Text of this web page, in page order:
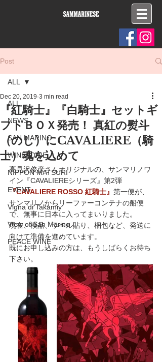
Post
ALL
NEWS
SAN MARINO
WINE&DINE
NIPPON MATSURI
EVENT
Vigna di Takamiy
View of San Marino
PEACE WINE
ALL
『紅騎士』『白騎士』セットギ
フトＢＯＸ発売！ 真紅の熨斗
（のし）にCAVALIERE（騎
士）魂を込めて
Dec 20, 2019 3 min read
高見沢俊彦さんオリジナルの、サンマリノワ
イン『CAVALIEREシリーズ』第2弾
『CAVALIERE ROSSO 紅騎士』 第一便が、
サンマリノからリーファーコンテナの船便
で、無事に日本に入ってまいりました。
現在、検品、ラベル貼り、梱包など、発送に
向けて準備を進めています。
既にお申し込みの方は、もうしばらくお待ち
下さい。